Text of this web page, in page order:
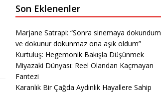
Son Eklenenler
Marjane Satrapi: “Sonra sinemaya dokundum
ve dokunur dokunmaz ona aşık oldum”
Kurtuluş: Hegemonik Bakışla Düşünmek
Miyazaki Dünyası: Reel Olandan Kaçmayan
Fantezi
Karanlık Bir Çağda Aydınlık Hayallere Sahip